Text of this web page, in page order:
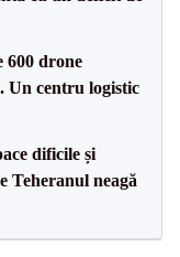
600 drone
Un centru logistic
dificile și
Teheranul neagă